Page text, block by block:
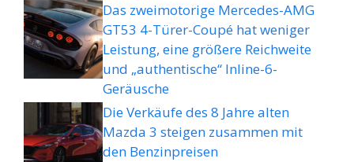
Das zweimotorige Mercedes-AMG
GT53 4-Türer-Coupé hat weniger
Leistung, eine größere Reichweite
und „authentische“ Inline-6-
Geräusche
Die Verkäufe des 8 Jahre alten
Mazda 3 steigen zusammen mit
den Benzinpreisen